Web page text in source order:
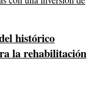
histórico
la rehabilitación